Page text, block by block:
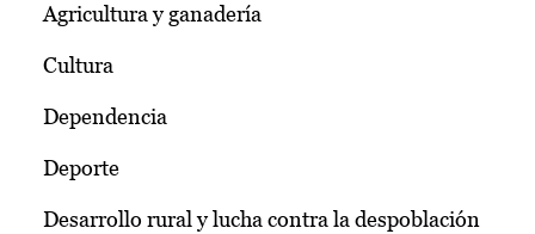
Agricultura y ganadería
Cultura
Dependencia
Deporte
Desarrollo rural y lucha contra la despoblación